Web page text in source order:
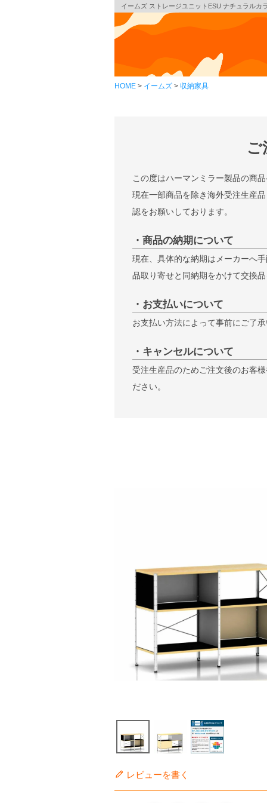
イームズ ストレージユニットESU ナチュラルカ
HOME イームズ 収納家具
ご
この度はハーマンミラー製品の商
現在一部商品を除き海外受注生産
認をお願いしております。
・商品の納期について
現在、具体的な納期はメーカーへ
品取り寄せと同納期をかけて交換
・お支払いについて
お支払い方法によって事前にご了
・キャンセルについて
受注生産品のためご注文後のお客
ださい。
レビューを書く